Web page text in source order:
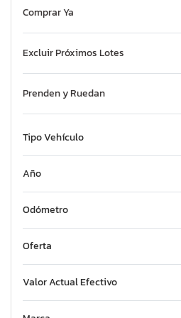
Comprar Ya
Excluir Próximos Lotes
Prenden y Ruedan
Tipo Vehículo
Año
Odómetro
Oferta
Valor Actual Efectivo